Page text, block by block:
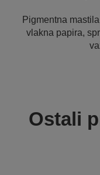
Pigmentna
vlakna papira,
Ostali